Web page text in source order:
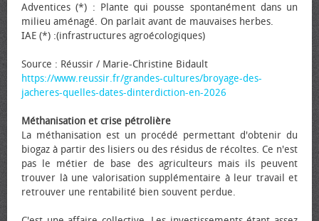
Adventices (*) : Plante qui pousse spontanément dans un
milieu aménagé. On parlait avant de mauvaises herbes.
IAE (*) :(infrastructures agroécologiques)
Source : Réussir / Marie-Christine Bidault
https://www.reussir.fr/grandes-cultures/broyage-des-
jacheres-quelles-dates-dinterdiction-en-2026
Méthanisation et crise pétrolière
La méthanisation est un procédé permettant d'obtenir du
biogaz à partir des lisiers ou des résidus de récoltes. Ce n'est
pas le métier de base des agriculteurs mais ils peuvent
trouver là une valorisation supplémentaire à leur travail et
retrouver une rentabilité bien souvent perdue.